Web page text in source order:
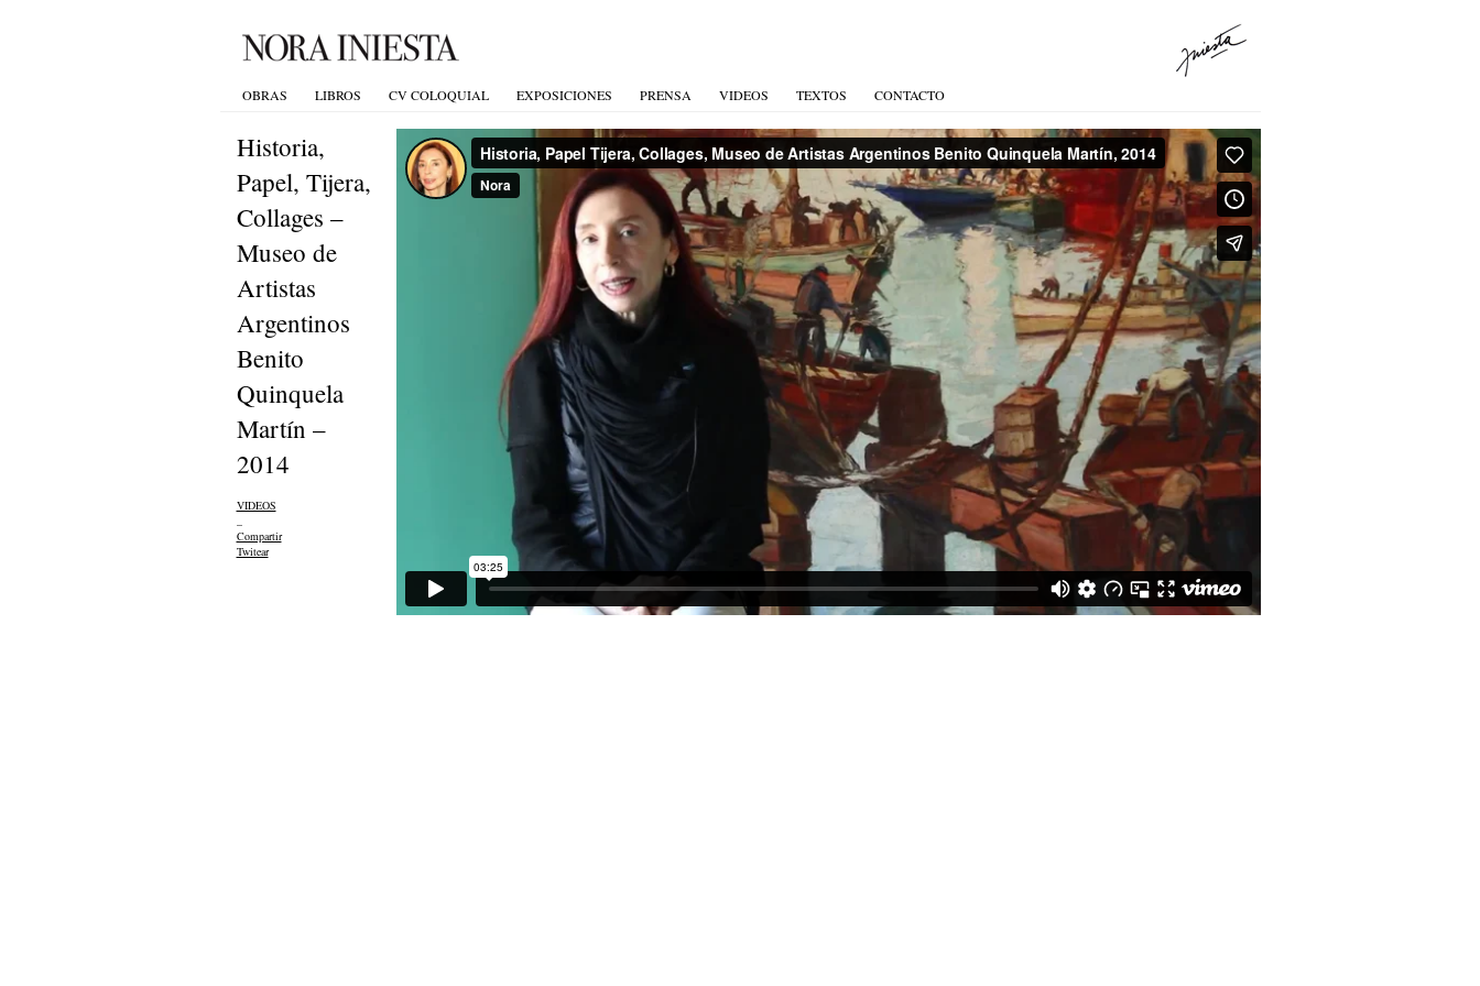
OBRAS LIBROS CV COLOQUIAL EXPOSICIONES PRENSA VIDEOS TEXTOS CONTACTO
Historia,
Papel, Tijera,
Collages –
Museo de
Artistas
Argentinos
Benito
Quinquela
Martín –
2014
VIDEOS
Compartir
Twitear